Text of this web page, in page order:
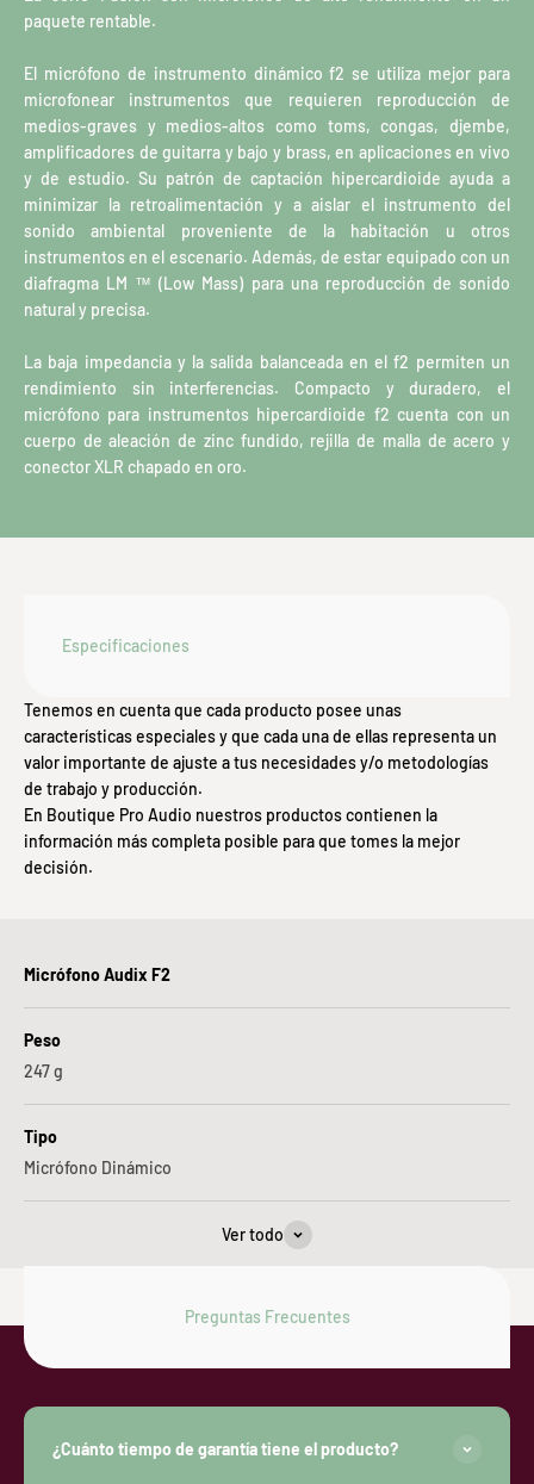
paquete rentable.
El micrófono de instrumento dinámico f2 se utiliza mejor para
microfonear instrumentos que requieren reproducción de
medios-graves y medios-altos como toms, congas, djembe,
amplificadores de guitarra y bajo y brass, en aplicaciones en vivo
y de estudio. Su patrón de captación hipercardioide ayuda a
minimizar la retroalimentación y a aislar el instrumento del
sonido ambiental proveniente de la habitación u otros
instrumentos en el escenario. Además, de estar equipado con un
diafragma LM ™ (Low Mass) para una reproducción de sonido
natural y precisa.
La baja impedancia y la salida balanceada en el f2 permiten un
rendimiento sin interferencias. Compacto y duradero, el
micrófono para instrumentos hipercardioide f2 cuenta con un
cuerpo de aleación de zinc fundido, rejilla de malla de acero y
conector XLR chapado en oro.
Especificaciones
Tenemos en cuenta que cada producto posee unas
características especiales y que cada una de ellas representa un
valor importante de ajuste a tus necesidades y/o metodologías
de trabajo y producción.
En Boutique Pro Audio nuestros productos contienen la
información más completa posible para que tomes la mejor
decisión.
Micrófono Audix F2
Peso
247g
Tipo
Micrófono Dinámico
Ver todo
Preguntas Frecuentes
¿Cuánto tiempo de garantía tiene el producto?